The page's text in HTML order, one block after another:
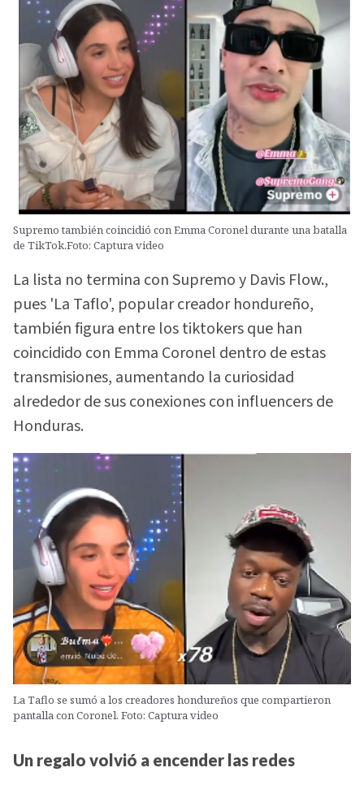
Supremo también coincidió con Emma Coronel durante una batalla
de TikTok.Foto: Captura video
La lista no termina con Supremo y Davis Flow.,
pues 'La Taflo', popular creador hondureño,
también figura entre los tiktokers que han
coincidido con Emma Coronel dentro de estas
transmisiones, aumentando la curiosidad
alrededor de sus conexiones con influencers de
Honduras.
La Taflo se sumó a los creadores hondureños que compartieron
pantalla con Coronel. Foto: Captura video
Un regalo volvió a encender las redes